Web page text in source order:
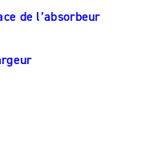
de l’absorbeur